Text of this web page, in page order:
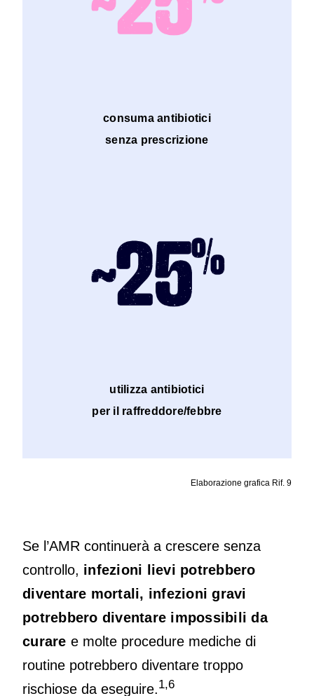
consuma antibiotici
senza prescrizione
utilizza antibiotici
per il raffreddore/febbre
Elaborazione grafica Rif. 9
Se l’AMR continuerà a crescere senza
controllo, infezioni lievi potrebbero
diventare mortali, infezioni gravi
potrebbero diventare impossibili da
curare e molte procedure mediche di
routine potrebbero diventare troppo
rischiose da eseguire.1,6